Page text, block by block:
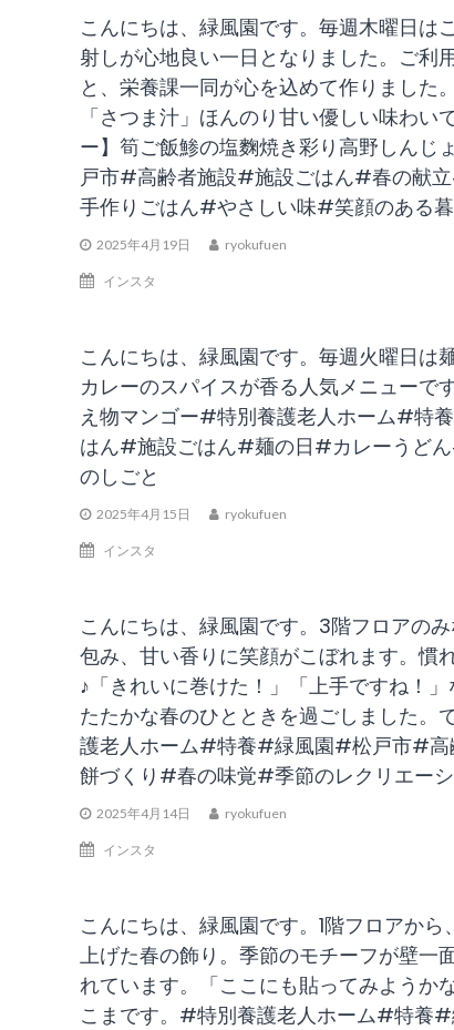
こんにちは、緑風園です。毎週木曜日は
射しが心地良い一日となりました。ご利
と、栄養課一同が心を込めて作りました
「さつま汁」ほんのり甘い優しい味わ
ー】筍ご飯鯵の塩麴焼き彩り高野しん
戸市#高齢者施設#施設ごはん#春の献
手作りごはん#やさしい味#笑顔のある
2025年4月19日 ryokufuen
インスタ
こんにちは、緑風園です。毎週火曜日は
カレーのスパイスが香る人気メニューで
え物マンゴー#特別養護老人ホーム#
はん#施設ごはん#麺の日#カレーうど
のしごと
2025年4月15日 ryokufuen
インスタ
こんにちは、緑風園です。3階フロアの
包み、甘い香りに笑顔がこぼれます。慣
♪「きれいに巻けた！」「上手ですね！
たたかな春のひとときを過ごしました
護老人ホーム#特養#緑風園#松戸市#
餅づくり#春の味覚#季節のレクリエー
2025年4月14日 ryokufuen
インスタ
こんにちは、緑風園です。1階フロアか
上げた春の飾り。季節のモチーフが壁一
れています。「ここにも貼ってみようか
こまです。#特別養護老人ホーム#特